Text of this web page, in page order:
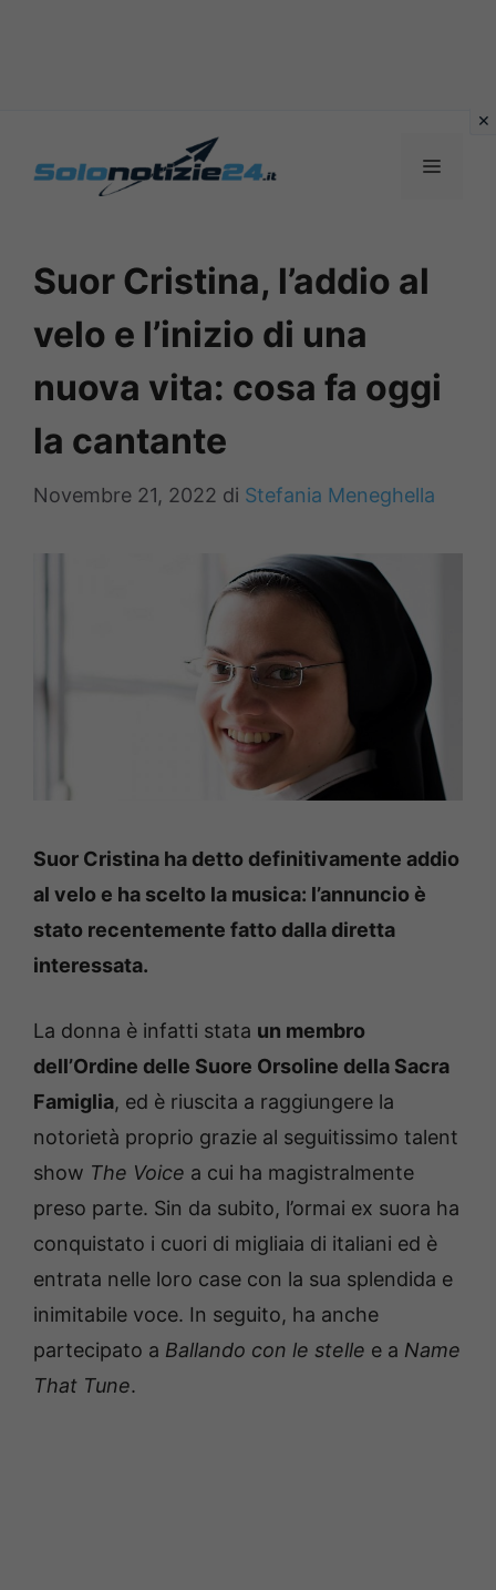
MENU
Suor Cristina, l’addio al
velo e l’inizio di una
nuova vita: cosa fa oggi
la cantante
Novembre 21, 2022 di Stefania Meneghella
Suor Cristina ha detto definitivamente addio
al velo e ha scelto la musica: l’annuncio è
stato recentemente fatto dalla diretta
interessata.
La donna è infatti stata un membro
dell’Ordine delle Suore Orsoline della Sacra
Famiglia, ed è riuscita a raggiungere la
notorietà proprio grazie al seguitissimo talent
show The Voice a cui ha magistralmente
preso parte. Sin da subito, l’ormai ex suora ha
conquistato i cuori di migliaia di italiani ed è
entrata nelle loro case con la sua splendida e
inimitabile voce. In seguito, ha anche
partecipato a Ballando con le stelle e a Name
That Tune.